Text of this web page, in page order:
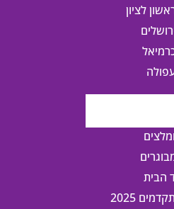
לציון
הבית
2025